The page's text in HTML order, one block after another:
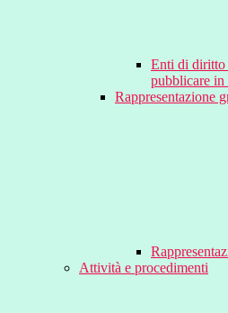
Enti di diritto
pubblicare in
Rappresentazione
Attività e procedimenti